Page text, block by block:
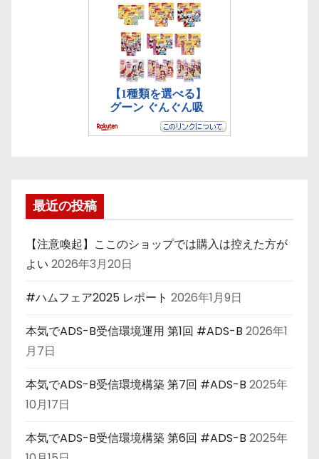
最近の投稿
【注意喚起】ここのショップでは購入は控えた方が
よい 2026年3月20日
#ハムフェア2025 レポート 2026年1月9日
本気でADS-B受信環境運用 第1回 #ADS-B 2026年1
月7日
本気でADS-B受信環境構築 第7回 #ADS-B 2025年
10月17日
本気でADS-B受信環境構築 第6回 #ADS-B 2025年